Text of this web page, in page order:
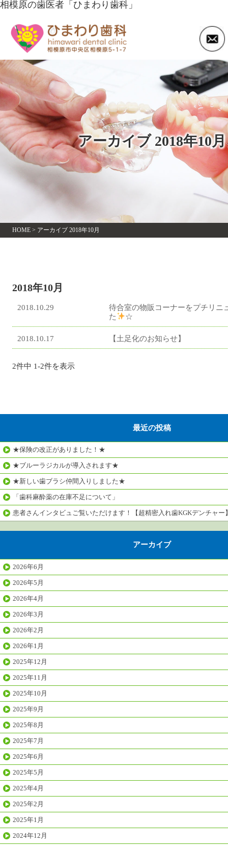
相模原の歯医者「ひまわり歯科」
アーカイブ 2018年10月
HOME> アーカイブ 2018年10月
2018年10月
2018.10.29
待合室の物販コーナーをプチリニ
た
☆
2018.10.17 【土足化のお知らせ】
2件中 1-2件を表示
最近の投稿
★保険の改正がありました！★
★ブルーラジカルが導入されます★
★新しい歯ブラシ仲間入りしました★
「歯科麻酔薬の在庫不足について」
患者さんインタビュご覧いただけます！【超精密入れ歯KGKデンチャー
アーカイブ
2026年6月
2026年5月
2026年4月
2026年3月
2026年2月
2026年1月
2025年12月
2025年11月
2025年10月
2025年9月
2025年8月
2025年7月
2025年6月
2025年5月
2025年4月
2025年2月
2025年1月
2024年12月